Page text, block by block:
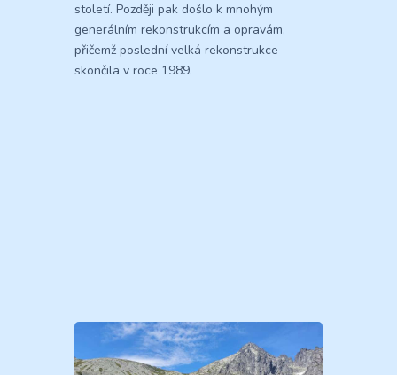
století. Později pak došlo k mnohým
generálním rekonstrukcím a opravám,
přičemž poslední velká rekonstrukce
skončila v roce 1989.